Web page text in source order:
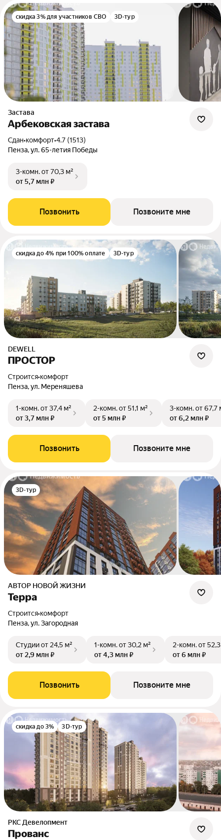
скидка 3% для участников СВО 3D-тур
Застава
Арбековская застава
Сдан•комфорт•4.7 (1513)
Пенза, ул. 65-летия Победы
3-комн.от 70,3 м²
от 5,7 млн ₽
Позвонить Позвоните мне
скидка до 4% при 100% оплате 3D-тур
DEWELL
ПРОСТОР
Строится•комфорт
Пенза, ул. Мереняшева
1-комн.от 37,4 м²
от 3,7 млн ₽
2-комн.от 51,1 м²
от 5 млн ₽
3-комн.от 67,7
от 6,2 млн ₽
Позвонить Позвоните мне
3D-тур
АВТОР НОВОЙ ЖИЗНИ
Терра
Строится•комфорт
Пенза, ул. Загородная
Студииот 24,5 м²
от 2,9 млн ₽
1-комн.от 30,2 м²
от 4,3 млн ₽
2-комн.от
от 6 млн ₽
Позвонить Позвоните мне
скидка до 3% 3D-тур
РКС Девелопмент
Прованс